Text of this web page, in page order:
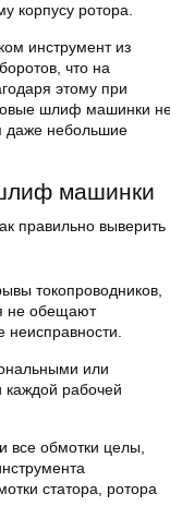
корпусу ротора.
инструмент из
что на
этому при
шлиф машинки
даже небольшие
машинки
правильно выверить
токопроводников,
не обещают
неисправности.
или
рабочей
все обмотки целы,
статора, ротора